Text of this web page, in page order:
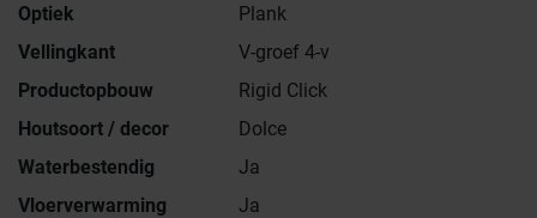
Optiek
Plank
Vellingkant
V-groef 4-v
Productopbouw
Rigid Click
Houtsoort / decor
Dolce
Waterbestendig
Ja
Vloerverwarming
Ja